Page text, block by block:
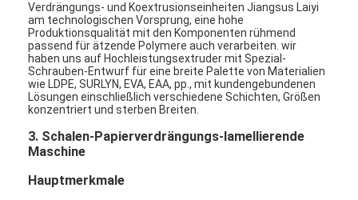
Verdrängungs- und Koextrusionseinheiten Jiangsus Laiyi
am technologischen Vorsprung, eine hohe
Produktionsqualität mit den Komponenten rühmend
passend für ätzende Polymere auch verarbeiten. wir
haben uns auf Hochleistungsextruder mit Spezial-
Schrauben-Entwurf für eine breite Palette von Materialien
wie LDPE, SURLYN, EVA, EAA, pp., mit kundengebundenen
Lösungen einschließlich verschiedene Schichten, Größen
konzentriert und sterben Breiten.
3. Schalen-Papierverdrängungs-lamellierende
Maschine
Hauptmerkmale